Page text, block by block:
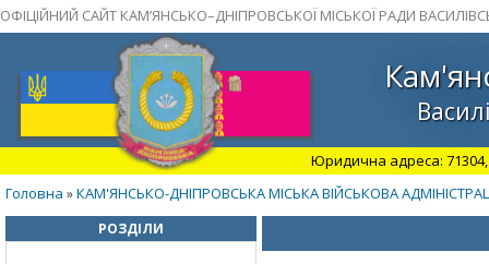
ОФІЦІЙНИЙ САЙТ КАМ’ЯНСЬКО–ДНІПРОВСЬКОЇ МІСЬКОЇ РАДИ
Юридична адреса: 71304,
Головна »КАМ'ЯНСЬКО-ДНІПРОВСЬКА МІСЬКА ВІЙСЬКОВА
РОЗДІЛИ